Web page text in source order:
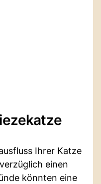
Ihrer Katze
einen
könnten eine